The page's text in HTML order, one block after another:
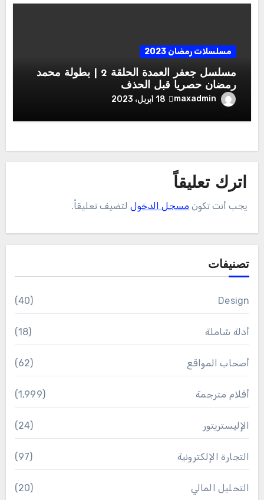
مسلسلات رمضان 2023
مسلسل جعفر العمدة الحلقة 2 | بطولة محمد
رمضان حصريا قبل الحذف
maxadmin 18 أبريل، 2023
اترك تعليقاً
يجب أنت تكون مسجل الدخوللتضيف تعليقاً.
تصنيفات
Design
(40)
أدلة شاملة (18)
أصحاب المواقع (62)
أفلام مترجمة (1٬999)
الإليستريتور (24)
التجارة الإلكترونية (97)
التحليل المالي (20)